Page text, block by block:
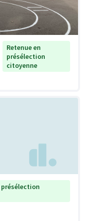
Retenue en
présélection
citoyenne
présélection